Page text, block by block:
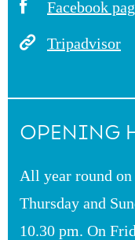
Facebook
Tripadvisor
OPENING
All year round on
Thursday and
10.30 pm. On